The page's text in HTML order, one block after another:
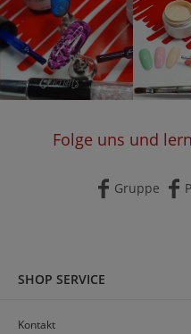
Folge uns und
Gruppe
SHOP SERVICE
Kontakt